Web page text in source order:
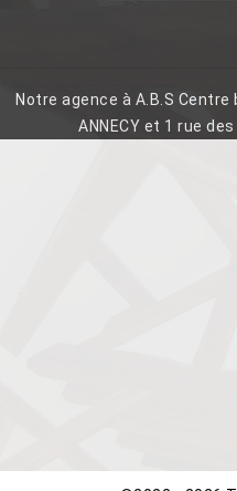
Notre agence à A.B.S
ANNECY et 1 rue